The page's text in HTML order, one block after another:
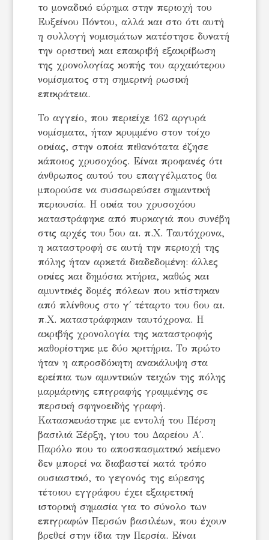
το μοναδικό εύρημα στην περιοχή του
Ευξείνου Πόντου, αλλά και στο ότι αυτή
η συλλογή νομισμάτων κατέστησε δυνατή
την οριστική και επακριβή εξακρίβωση
της χρονολογίας κοπής του αρχαιότερου
νομίσματος στη σημερινή ρωσική
επικράτεια.
Το αγγείο, που περιείχε 162 αργυρά
νομίσματα, ήταν κρυμμένο στον τοίχο
οικίας, στην οποία πιθανότατα έζησε
κάποιος χρυσοχόος. Είναι προφανές ότι
άνθρωπος αυτού του επαγγέλματος θα
μπορούσε να συσσωρεύσει σημαντική
περιουσία. Η οικία του χρυσοχόου
καταστράφηκε από πυρκαγιά που συνέβη
στις αρχές του 5ου αι. π.Χ. Ταυτόχρονα,
η καταστροφή σε αυτή την περιοχή της
πόλης ήταν αρκετά διαδεδομένη: άλλες
οικίες και δημόσια κτήρια, καθώς και
αμυντικές δομές πόλεων που κτίστηκαν
από πλίνθους στο γ΄ τέταρτο του 6ου αι.
π.Χ. καταστράφηκαν ταυτόχρονα. Η
ακριβής χρονολογία της καταστροφής
καθορίστηκε με δύο κριτήρια. Το πρώτο
ήταν η απροσδόκητη ανακάλυψη στα
ερείπια των αμυντικών τειχών της πόλης
μαρμάρινης επιγραφής γραμμένης σε
περσική σφηνοειδής γραφή.
Κατασκευάστηκε με εντολή του Πέρση
βασιλιά Ξέρξη, γιου του Δαρείου Α΄.
Παρόλο που το αποσπασματικό κείμενο
δεν μπορεί να διαβαστεί κατά τρόπο
ουσιαστικό, το γεγονός της εύρεσης
τέτοιου εγγράφου έχει εξαιρετική
ιστορική σημασία για το σύνολο των
επιγραφών Περσών βασιλέων, που έχουν
βρεθεί στην ίδια την Περσία. Είναι